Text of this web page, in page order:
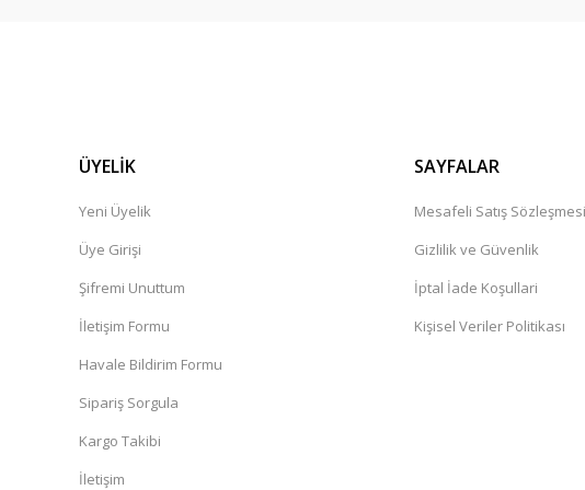
CSLED
ÜYELİK
Yeni Üyelik
Üye Girişi
Şifremi Unuttum
İletişim Formu
Havale Bildirim Formu
Sipariş Sorgula
Kargo Takibi
İletişim
SAYFALAR
Mesafeli Satış Sözleşmesi
Gizlilik ve Güvenlik
İptal İade Koşullari
Kişisel Veriler Politikası